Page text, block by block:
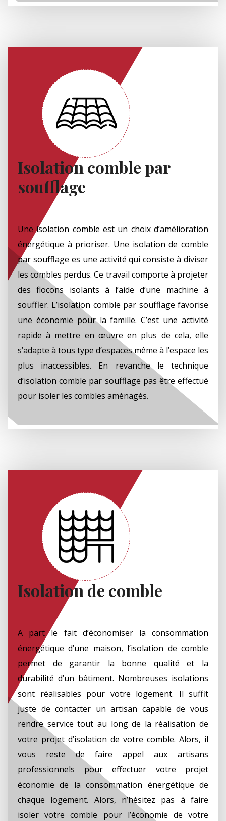
Isolation comble par
soufflage
Une isolation comble est un choix d’amélioration
énergétique à prioriser. Une isolation de comble
par soufflage es une activité qui consiste à diviser
les combles perdus. Ce travail comporte à projeter
des flocons isolants à l’aide d’une machine à
souffler. L’isolation comble par soufflage favorise
une économie pour la famille. C’est une activité
rapide à mettre en œuvre en plus de cela, elle
s’adapte à tous type d’espaces même à l’espace les
plus inaccessibles. En revanche le technique
d’isolation comble par soufflage pas être effectué
pour isoler les combles aménagés.
Isolation de comble
A part le fait d’économiser la consommation
énergétique d’une maison, l’isolation de comble
permet de garantir la bonne qualité et la
durabilité d’un bâtiment. Nombreuses isolations
sont réalisables pour votre logement. Il suffit
juste de contacter un artisan capable de vous
rendre service tout au long de la réalisation de
votre projet d’isolation de votre comble. Alors, il
vous reste de faire appel aux artisans
professionnels pour effectuer votre projet
économie de la consommation énergétique de
chaque logement. Alors, n’hésitez pas à faire
isoler votre comble pour l’économie de votre